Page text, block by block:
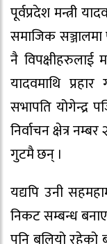
पूर्वप्रदेश मन्त्री
समाजिक
नै विपक्षीहरुलाई
यादवमाथि
सभापति योगेन्द्र
निर्वाचन क्षेत्र
गुटमै छन् ।
यद्यपि उनी
निकट सम्बन्ध